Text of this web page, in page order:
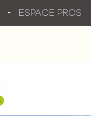
ESPACE PROS